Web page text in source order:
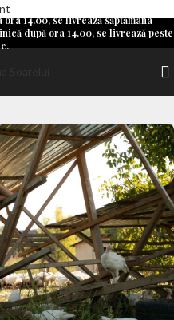
14.00, se livrează săptămâna
după ora 14.00, se livrează peste